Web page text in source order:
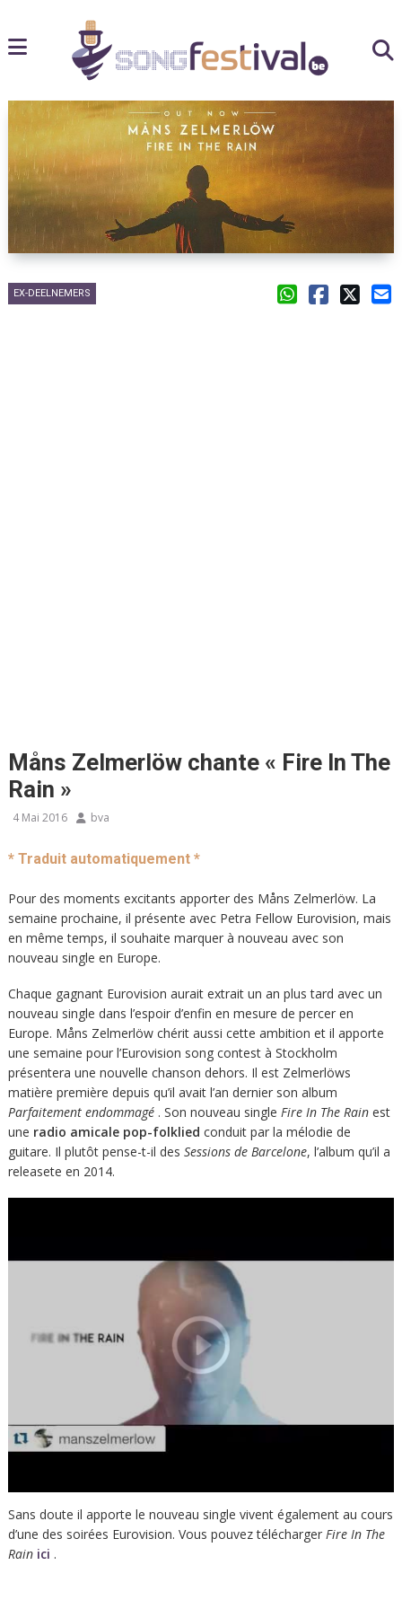
EX-DEELNEMERS
Måns Zelmerlöw chante « Fire In The
Rain »
4 Mai 2016 bva
* Traduit automatiquement *
Pour des moments excitants apporter des Måns Zelmerlöw. La
semaine prochaine, il présente avec Petra Fellow Eurovision, mais
en même temps, il souhaite marquer à nouveau avec son
nouveau single en Europe.
Chaque gagnant Eurovision aurait extrait un an plus tard avec un
nouveau single dans l’espoir d’enfin en mesure de percer en
Europe. Måns Zelmerlöw chérit aussi cette ambition et il apporte
une semaine pour l’Eurovision song contest à Stockholm
présentera une nouvelle chanson dehors. Il est Zelmerlöws
matière première depuis qu’il avait l’an dernier son album
Parfaitement endommagé. Son nouveau single Fire In The Rainest
une radio amicale pop-folklied conduit par la mélodie de
guitare. Il plutôt pense-t-il des Sessions de Barcelone, l’album qu’il a
releasete en 2014.
Sans doute il apporte le nouveau single vivent également au cours
d’une des soirées Eurovision. Vous pouvez télécharger Fire In The
Rain ici .